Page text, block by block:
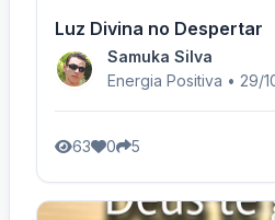
Luz Divina no Despertar
Samuka Silva
Energia Positiva • 29/
63 0 5